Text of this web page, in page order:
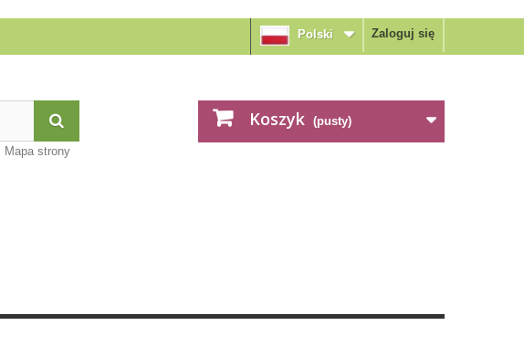
Zaloguj się
Polski
Koszyk (pusty)
Mapa strony